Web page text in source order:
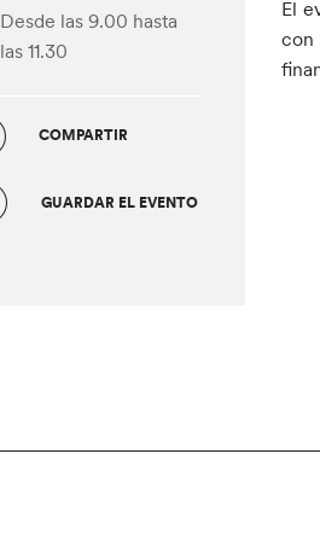
Desde las 9.00 hasta
las 11.30
COMPARTIR
GUARDAR EL EVENTO
El
con